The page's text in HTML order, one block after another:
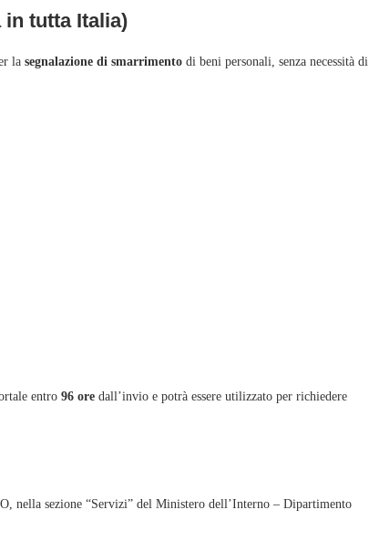
tutta Italia)
la segnalazione di smarrimento di beni personali, senza necessità di
entro 96 ore dall’invio e potrà essere utilizzato per richiedere
nella sezione “Servizi” del Ministero dell’Interno – Dipartimento